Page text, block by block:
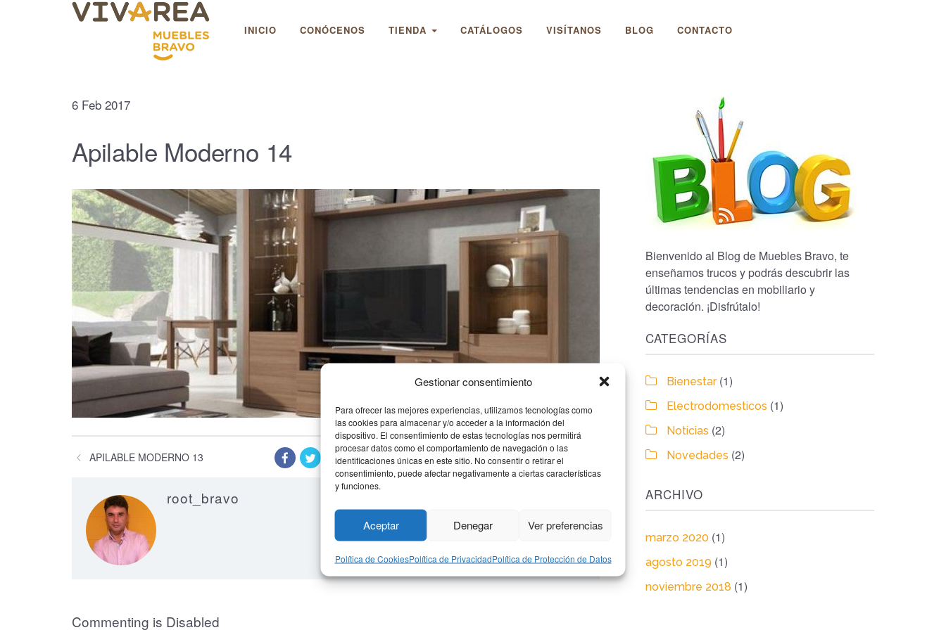
Gestionar consentimiento
Para ofrecer las mejores experiencias, utilizamos tecnologías como
las cookies para almacenar y/o acceder a la información del
dispositivo. El consentimiento de estas tecnologías nos permitirá
procesar datos como el comportamiento de navegación o las
identificaciones únicas en este sitio. No consentir o retirar el
consentimiento, puede afectar negativamente a ciertas características
y funciones.
Aceptar Denegar Ver preferencias
Política de CookiesPolítica de PrivacidadPolítica de Protección de Datos
INICIO CONÓCENOS TIENDA CATÁLOGOS VISÍTANOS BLOG CONTACTO
6 Feb 2017
Apilable Moderno 14
APILABLE MODERNO 13 APILABLE MODERNO 15
root_bravo
Commenting is Disabled
Bienvenido al Blog de Muebles Bravo, te
enseñamos trucos y podrás descubrir las
últimas tendencias en mobiliario y
decoración. ¡Disfrútalo!
CATEGORÍAS
Bienestar(1)
Electrodomesticos (1)
Noticias (2)
Novedades (2)
ARCHIVO
marzo 2020 (1)
agosto 2019 (1)
noviembre 2018 (1)